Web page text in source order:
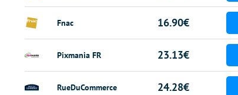
Fnac 16.90€
Pixmania FR 23.13€
RueDuCommerce 24.28€